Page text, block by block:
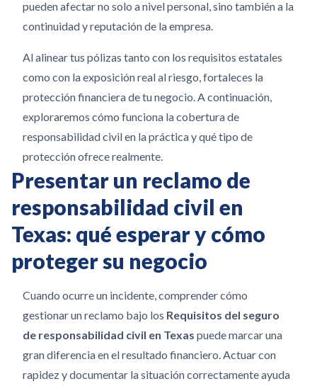
pueden afectar no solo a nivel personal, sino también a la
continuidad y reputación de la empresa.
Al alinear tus pólizas tanto con los requisitos estatales
como con la exposición real al riesgo, fortaleces la
protección financiera de tu negocio. A continuación,
exploraremos cómo funciona la cobertura de
responsabilidad civil en la práctica y qué tipo de
protección ofrece realmente.
Presentar un reclamo de
responsabilidad civil en
Texas: qué esperar y cómo
proteger su negocio
Cuando ocurre un incidente, comprender cómo
gestionar un reclamo bajo los Requisitos del seguro
de responsabilidad civil en Texas puede marcar una
gran diferencia en el resultado financiero. Actuar con
rapidez y documentar la situación correctamente ayuda